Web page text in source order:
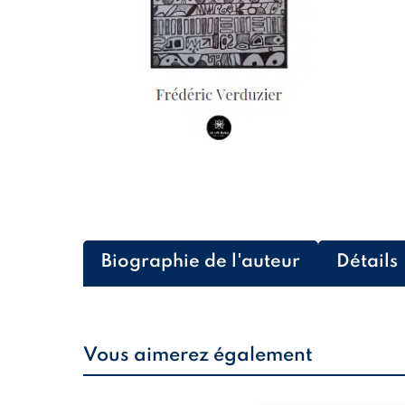
Biographie de l'auteur Détails
Vous aimerez également